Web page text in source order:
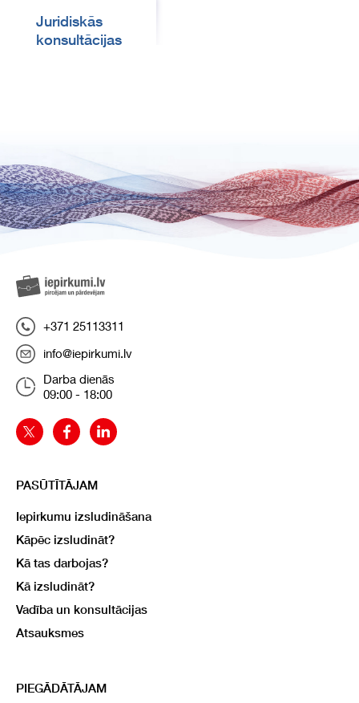
Juridiskās
konsultācijas
+371 25113311
info@iepirkumi.lv
Darba dienās
09:00 - 18:00
PASŪTĪTĀJAM
Iepirkumu izsludināšana
Kāpēc izsludināt?
Kā tas darbojas?
Kā izsludināt?
Vadība un konsultācijas
Atsauksmes
PIEGĀDĀTĀJAM